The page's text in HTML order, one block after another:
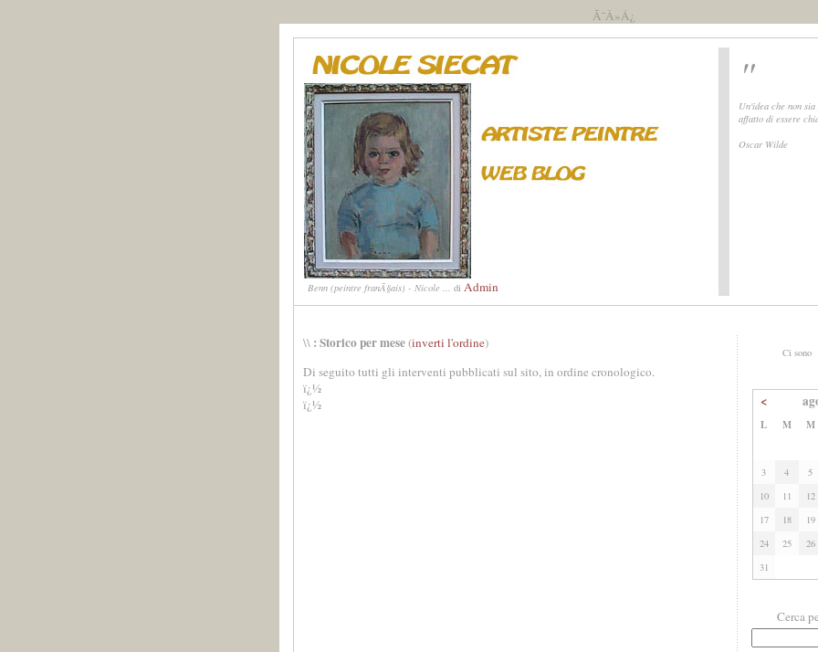
Ã¯Â»Â¿
Benn (peintre franÃ§ais) - Nicole ... di Admin
"
Un'idea che non
affatto di essere
Oscar Wilde
\\ : Storico per mese(inverti l'ordine)
Di seguito tutti gli interventi pubblicati sul sito, in ordine cronologico.
ï¿½
ï¿½
Ci sono
<
L M M
3
4 5
10
11 12
17
18 19
24
25 26
31
Cerca